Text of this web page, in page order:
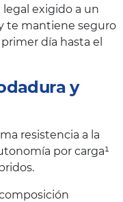
exigido a un
te mantiene seguro
día hasta el
y
resistencia a la
por carga¹